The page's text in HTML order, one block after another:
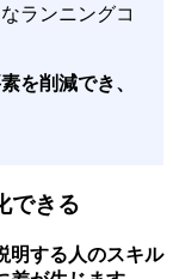
ランニングコ
を削減でき、
できる
明する人のスキル